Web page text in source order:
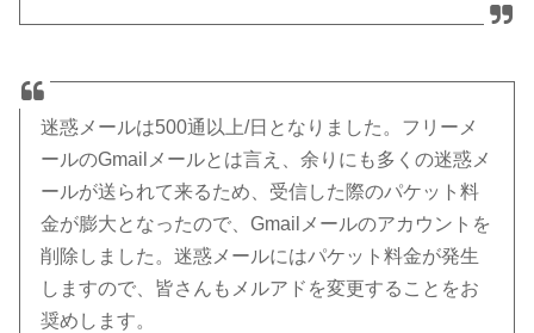
迷惑メールは500通以上/日となりました。フリーメ
ールのGmailメールとは言え、余りにも多くの迷惑メ
ールが送られて来るため、受信した際のパケット料
金が膨大となったので、Gmailメールのアカウントを
削除しました。迷惑メールにはパケット料金が発生
しますので、皆さんもメルアドを変更することをお
奨めします。